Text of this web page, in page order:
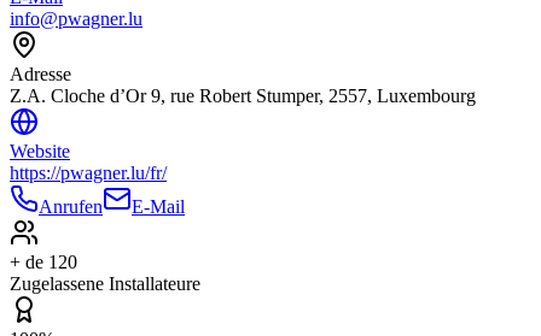
info@pwagner.lu
Adresse
Z.A. Cloche d’Or 9, rue Robert Stumper, 2557, Luxembourg
Website
https://pwagner.lu/fr/
Anrufen
E-Mail
+ de 120
Zugelassene Installateure